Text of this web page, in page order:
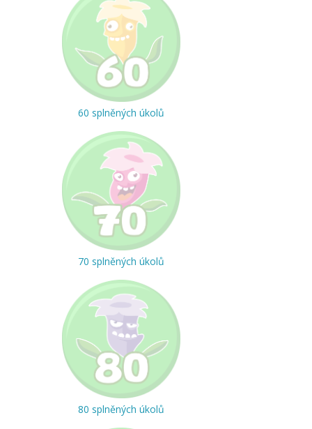
60 splněných úkolů
70 splněných úkolů
80 splněných úkolů